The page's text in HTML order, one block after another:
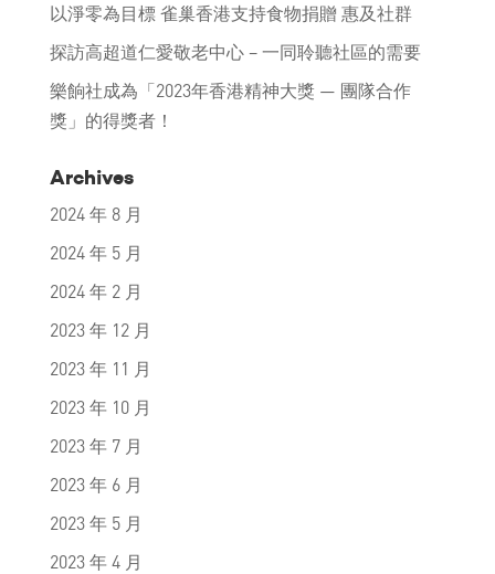
以淨零為目標 雀巢香港支持食物捐贈 惠及社群
探訪高超道仁愛敬老中心 – 一同聆聽社區的需要
樂餉社成為「2023年香港精神大獎 — 團隊合作
獎」的得獎者！
Archives
2024 年 8 月
2024 年 5 月
2024 年 2 月
2023 年 12 月
2023 年 11 月
2023 年 10 月
2023 年 7 月
2023 年 6 月
2023 年 5 月
2023 年 4 月